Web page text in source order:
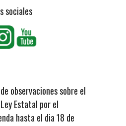
sociales
observaciones sobre el
Estatal por el
hasta el dia 18 de